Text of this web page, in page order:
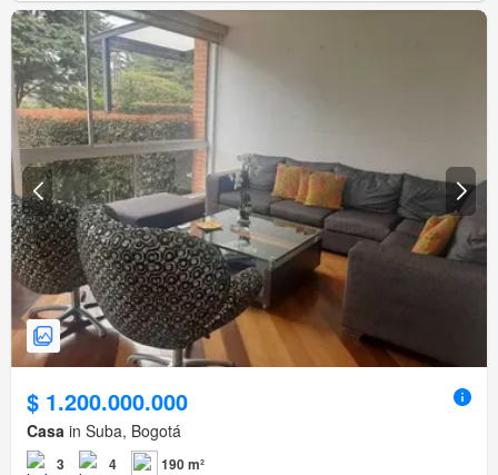
$ 1.200.000.000
Casa in Suba, Bogotá
3 4 190 m²